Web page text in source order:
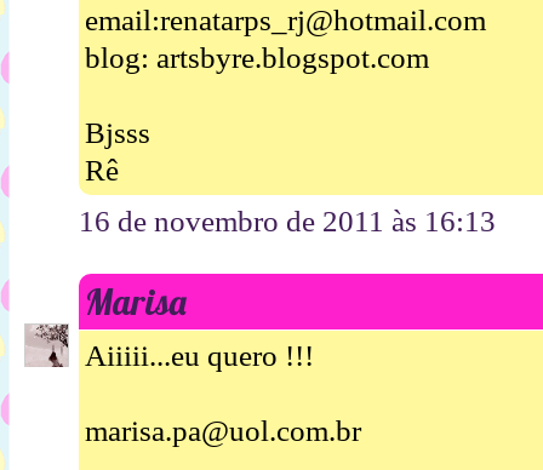
email:renatarps_rj@hotmail.com
blog: artsbyre.blogspot.com
Bjsss
Rê
16 de novembro de 2011 às 16:13
Marisa
Aiiiii...eu quero !!!
marisa.pa@uol.com.br